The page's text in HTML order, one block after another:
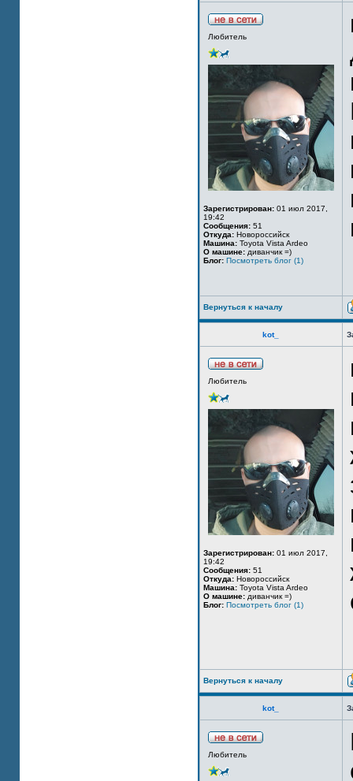
Любитель
Зарегистрирован: 01 июл 2017,
19:42
Сообщения: 51
Откуда: Новороссийск
Машина: Toyota Vista Ardeo
О машине: диванчик =)
Блог: Посмотреть блог (1)
Вернуться к началу
kot_
Любитель
Зарегистрирован: 01 июл 2017,
19:42
Сообщения: 51
Откуда: Новороссийск
Машина: Toyota Vista Ardeo
О машине: диванчик =)
Блог: Посмотреть блог (1)
Вернуться к началу
kot_
Любитель